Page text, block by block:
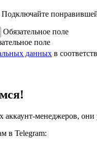
Подключайте
Обязательное поле
поле
данных в
аккаунт-менеджеров,
в Telegram: